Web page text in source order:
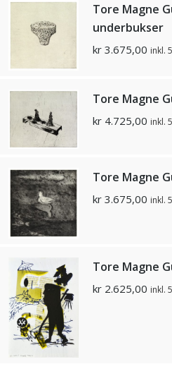
Tore Magne
underbukser
kr 3.675,00 inkl.
Tore Magne
kr 4.725,00 inkl.
Tore Magne
kr 3.675,00 inkl.
Tore Magne
kr 2.625,00 inkl.